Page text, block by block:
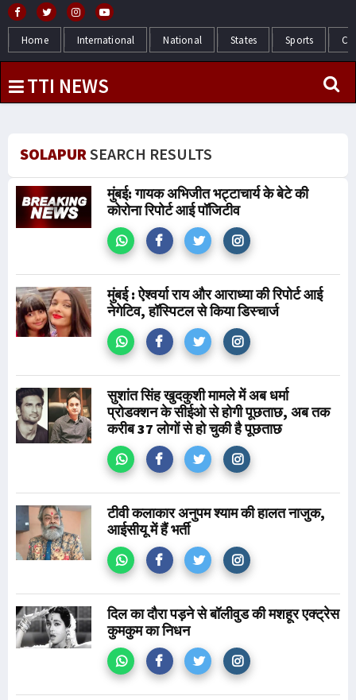
Home International National States Sports
TTI NEWS
SOLAPURSEARCH RESULTS
मुंबई: गायक अभिजीत भट्टाचार्य के बेटे की
कोरोना रिपोर्ट आई पॉजिटीव
मुंबई : ऐश्वर्या राय और आराध्या की रिपोर्ट आई
नेगेटिव, हॉस्पिटल से किया डिस्चार्ज
सुशांत सिंह खुदकुशी मामले में अब धर्मा
प्रोडक्शन के सीईओ से होगी पूछताछ, अब तक
करीब 37 लोगों से हो चुकी है पूछताछ
टीवी कलाकार अनुपम श्याम की हालत नाजुक,
आईसीयू में हैं भर्ती
दिल का दौरा पड़ने से बॉलीवुड की मशहूर एक्ट्रेस
कुमकुम का निधन